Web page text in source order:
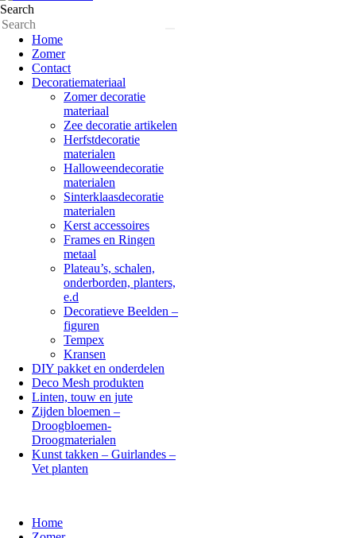
Search
Home
Zomer
Contact
Decoratiemateriaal
Zomer decoratie
materiaal
Zee decoratie artikelen
Herfstdecoratie
materialen
Halloweendecoratie
materialen
Sinterklaasdecoratie
materialen
Kerst accessoires
Frames en Ringen
metaal
Plateau’s, schalen,
onderborden, planters,
e.d
Decoratieve Beelden –
figuren
Tempex
Kransen
DIY pakket en onderdelen
Deco Mesh produkten
Linten, touw en jute
Zijden bloemen –
Droogbloemen-
Droogmaterialen
Kunst takken – Guirlandes –
Vet planten
Home